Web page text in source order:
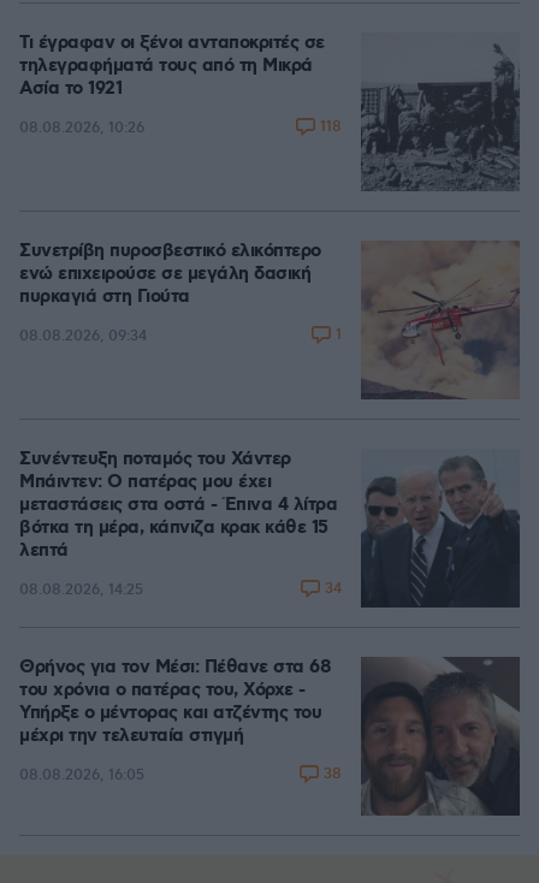
Τι έγραφαν οι ξένοι ανταποκριτές σε
τηλεγραφήματά τους από τη Μικρά
Ασία το 1921
08.08.2026, 10:26 118
Συνετρίβη πυροσβεστικό ελικόπτερο
ενώ επιχειρούσε σε μεγάλη δασική
πυρκαγιά στη Γιούτα
08.08.2026, 09:34 1
Συνέντευξη ποταμός του Χάντερ
Μπάιντεν: Ο πατέρας μου έχει
μεταστάσεις στα οστά - Έπινα 4 λίτρα
βότκα τη μέρα, κάπνιζα κρακ κάθε 15
λεπτά
08.08.2026, 14:25 34
Θρήνος για τον Μέσι: Πέθανε στα 68
του χρόνια ο πατέρας του, Χόρχε -
Υπήρξε ο μέντορας και ατζέντης του
μέχρι την τελευταία στιγμή
08.08.2026, 16:05 38